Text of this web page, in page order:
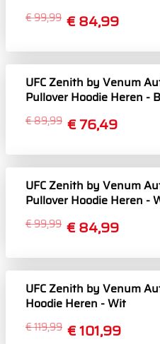
Marineblauw/
€ 84,99
€ 99,99
UFC Zenith by Venum
Pullover Hoodie Heren -
€ 76,49
€ 89,99
UFC Zenith by Venum
Pullover Hoodie Heren -
€ 84,99
€ 99,99
UFC Zenith by Venum
Hoodie Heren - Wit
€ 101,99
€ 119,99